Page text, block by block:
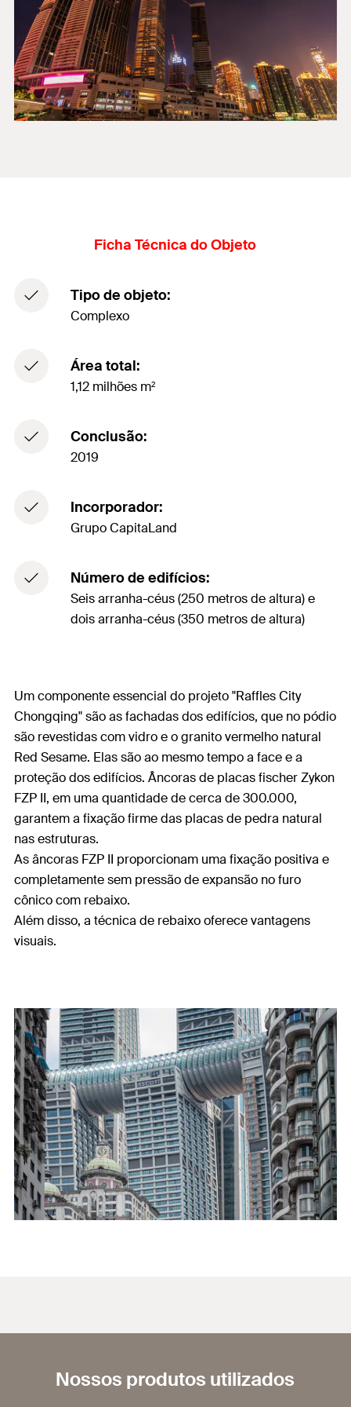
Ficha Técnica do Objeto
Tipo de objeto:
Complexo
Área total:
1,12 milhões m²
Conclusão:
2019
Incorporador:
Grupo CapitaLand
Número de edifícios:
Seis arranha-céus (250 metros de altura) e
dois arranha-céus (350 metros de altura)
Um componente essencial do projeto "Raffles City
Chongqing" são as fachadas dos edifícios, que no pódio
são revestidas com vidro e o granito vermelho natural
Red Sesame. Elas são ao mesmo tempo a face e a
proteção dos edifícios. Âncoras de placas fischer Zykon
FZP II, em uma quantidade de cerca de 300.000,
garantem a fixação firme das placas de pedra natural
nas estruturas.
As âncoras FZP II proporcionam uma fixação positiva e
completamente sem pressão de expansão no furo
cônico com rebaixo.
Além disso, a técnica de rebaixo oferece vantagens
visuais.
Nossos produtos utilizados